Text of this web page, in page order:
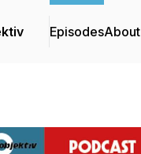
EpisodesAbout